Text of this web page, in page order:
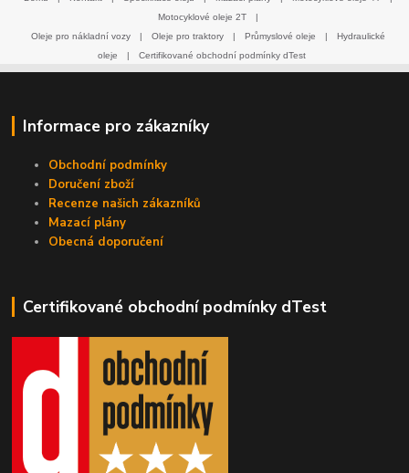
Motocyklové oleje 2T
|
Oleje pro nákladní vozy
| Oleje pro traktory | Průmyslové oleje |
Hydraulické
oleje
| Certifikované obchodní podmínky dTest
Informace pro zákazníky
Obchodní podmínky
Doručení zboží
Recenze našich zákazníků
Mazací plány
Obecná doporučení
Certifikované obchodní podmínky dTest